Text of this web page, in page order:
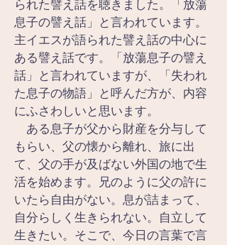
られた譬え話を聴きました。「放蕩
息子の譬え話」と言われています。
主イエスが語られた譬え話の中心に
ある譬え話です。「放蕩息子の譬え
話」と言われていますが、「失われ
た息子の物語」と呼んだ方が、内容
にふさわしいと思います。
ある息子が父から財産を分与して
もらい、父の懐から離れ、旅に出
て、父の手が及ばない外国の地で生
活を始めます。兄のように父の許に
いたら自由がない。息が詰まって、
自分らしく生きられない。自立して
生きたい。そこで、今日の言葉で言